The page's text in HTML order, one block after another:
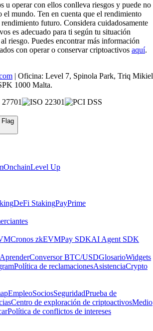
u operar con ellos conlleva riesgos y puede no
el mundo. Ten en cuenta que el rendimiento
futuro. Considera cuidadosamente
es adecuado para ti según tu situación
riesgo. Puedes encontrar más información
con operar o conservar criptoactivos aquí.
| Oficina: Level 7, Spinola Park, Triq Mikiel
1000 Malta.
OnchainLevel Up
DeFi StakingPayPrime
Cronos zkEVMPay SDKAI Agent SDK
AprenderConversor BTC/USDGlosarioWidgets
Política de reclamacionesAsistenciaCrypto
EmpleoSociosSeguridadPrueba de
Centro de exploración de criptoactivosMedio
Política de conflictos de intereses